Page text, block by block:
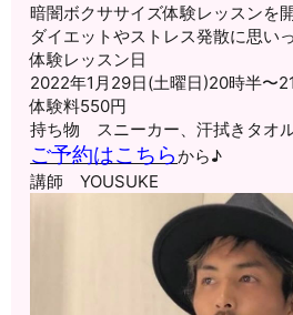
暗闇ボクササイズ体験レッスンを
ダイエットやストレス発散に思い
体験レッスン日
2022年1月29日(土曜日)20時半〜
体験料550円
持ち物 スニーカー、汗拭きタオ
ご予約はこちらから♪
講師 YOUSUKE